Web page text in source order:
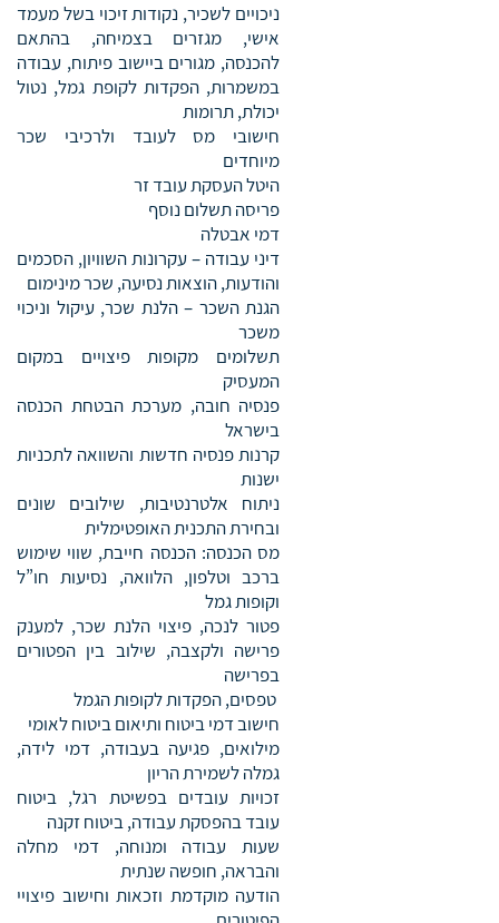
ניכויים לשכיר, נקודות זיכוי בשל מעמד
אישי, מגזרים בצמיחה, בהתאם
להכנסה, מגורים ביישוב פיתוח, עבודה
במשמרות, הפקדות לקופת גמל, נטול
יכולת, תרומות
חישובי מס לעובד ולרכיבי שכר
מיוחדים
היטל העסקת עובד זר
פריסה תשלום נוסף
דמי אבטלה
דיני עבודה – עקרונות השוויון, הסכמים
והודעות, הוצאות נסיעה, שכר מינימום
הגנת השכר – הלנת שכר, עיקול וניכוי
משכר
תשלומים מקופות פיצויים במקום
המעסיק
פנסיה חובה, מערכת הבטחת הכנסה
בישראל
קרנות פנסיה חדשות והשוואה לתכניות
ישנות
ניתוח אלטרנטיבות, שילובים שונים
ובחירת התכנית האופטימלית
מס הכנסה: הכנסה חייבת, שווי שימוש
ברכב וטלפון, הלוואה, נסיעות חו”ל
וקופות גמל
פטור לנכה, פיצוי הלנת שכר, למענק
פרישה ולקצבה, שילוב בין הפטורים
בפרישה
טפסים, הפקדות לקופות הגמל
חישוב דמי ביטוח ותיאום ביטוח לאומי
מילואים, פגיעה בעבודה, דמי לידה,
גמלה לשמירת הריון
זכויות עובדים בפשיטת רגל, ביטוח
עובד בהפסקת עבודה, ביטוח זקנה
שעות עבודה ומנוחה, דמי מחלה
והבראה, חופשה שנתית
הודעה מוקדמת וזכאות וחישוב פיצויי